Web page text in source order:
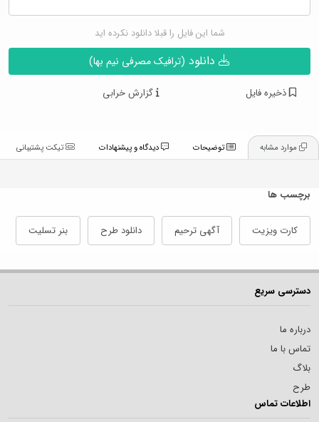
شما این فایل را قبلا دانلود نکرده اید
(ترافیک مصرفی نیم بها)
ذخیره فایل گزارش خرابی
توضیحات تیکت پشتیبانی
برچسب ها
کارت ویزیت آگهی ترحیم دانلود طرح بنر تسلیت
دسترسی سریع
درباره ما
تماس با ما
بلاگ
طرح
اطلاعات تماس